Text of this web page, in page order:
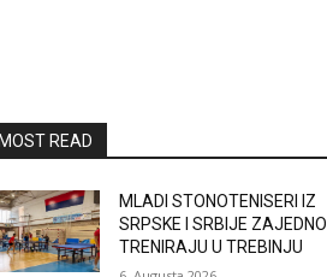
READ
MLADI STONOTENISERI IZ
SRPSKE I SRBIJE ZAJEDNO
TRENIRAJU U TREBINJU